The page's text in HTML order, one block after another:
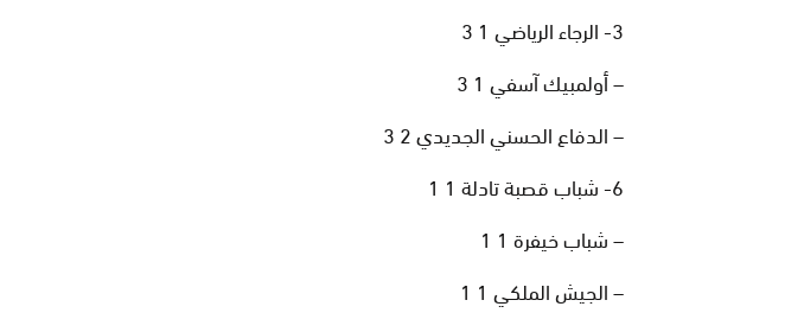
3- الرجاء الرياضي 1 3
– أولمبيك آسفي 1 3
– الدفاع الحسني الجديدي 2 3
6- شباب قصبة تادلة 1 1
– شباب خيفرة 1 1
– الجيش الملكي 1 1